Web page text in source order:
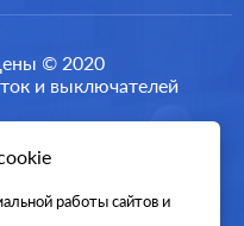
© 2020
и выключателей
работы сайтов и